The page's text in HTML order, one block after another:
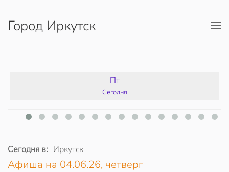
Перейти к содержимому
Город Иркутск
Пт
Сегодня
Сегодня в: Иркутск
Афиша на 04.06.26, четверг